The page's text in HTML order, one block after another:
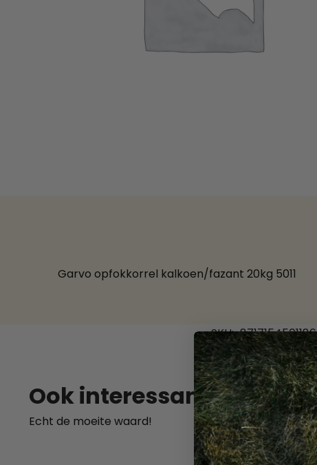
Garvo opfokkorrel kalkoen/fazant 20kg 5011
SKU: 8717154501186
Ook interessant
Echt de moeite waard!